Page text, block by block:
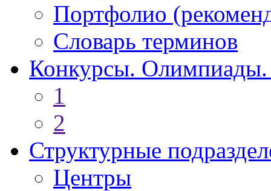
Портфолио
Словарь терминов
Конкурсы.
1
2
Структурные
Центры